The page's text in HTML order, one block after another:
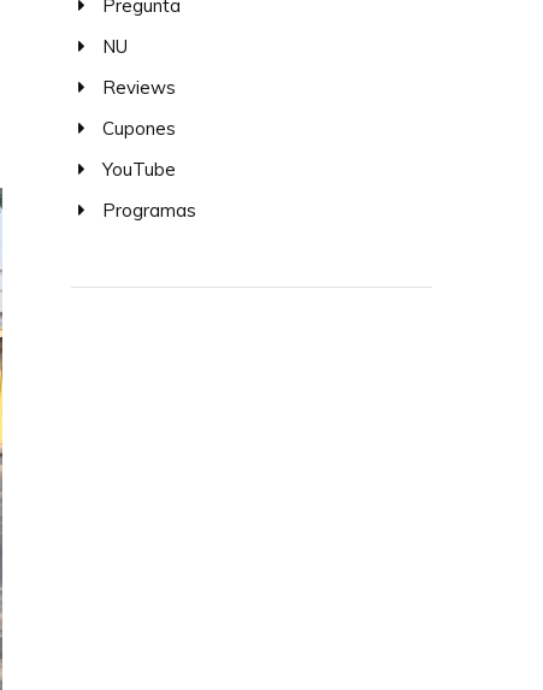
Pregunta
NU
Reviews
Cupones
YouTube
Programas